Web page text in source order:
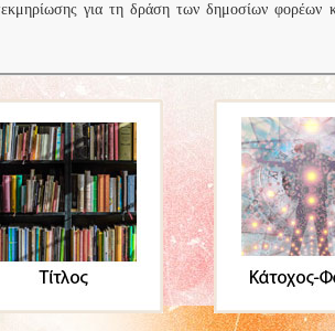
για τη δράση των δημοσίων φορέων